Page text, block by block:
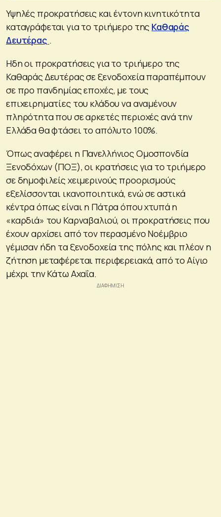
Υψηλές προκρατήσεις και έντονη κινητικότητα
καταγράφεται για το τριήμερο της Καθαράς
Δευτέρας .
Ηδη οι προκρατήσεις για το τριήμερο της
Καθαράς Δευτέρας σε ξενοδοχεία παραπέμπουν
σε προ πανδημίας εποχές, με τους
επιχειρηματίες του κλάδου να αναμένουν
πληρότητα που σε αρκετές περιοχές ανά την
Ελλάδα θα φτάσει το απόλυτο 100%.
Όπως αναφέρει η Πανελλήνιος Ομοσπονδία
Ξενοδόχων (ΠΟΞ), οι κρατήσεις για το τριήμερο
σε δημοφιλείς χειμερινούς προορισμούς
εξελίσσονται ικανοποιητικά, ενώ σε αστικά
κέντρα όπως είναι η Πάτρα όπου χτυπά η
«καρδιά» του Καρναβαλιού, οι προκρατήσεις που
έχουν αρχίσει από τον περασμένο Νοέμβριο
γέμισαν ήδη τα ξενοδοχεία της πόλης και πλέον η
ζήτηση μεταφέρεται περιφερειακά, από το Αίγιο
μέχρι την Κάτω Αχαΐα.